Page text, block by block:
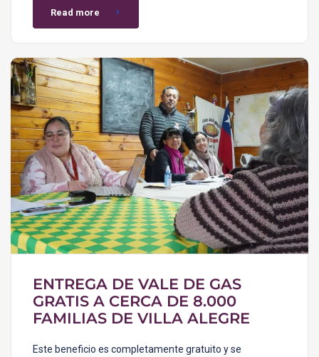
Read more
ENTREGA DE VALE DE GAS
GRATIS A CERCA DE 8.000
FAMILIAS DE VILLA ALEGRE
Este beneficio es completamente gratuito y se